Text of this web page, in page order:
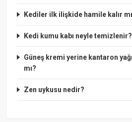
Kediler ilk ilişkide hamile kalır
Kedi kumu kabı neyle temizlenir?
Güneş kremi yerine kantaron
mı?
Zen uykusu nedir?